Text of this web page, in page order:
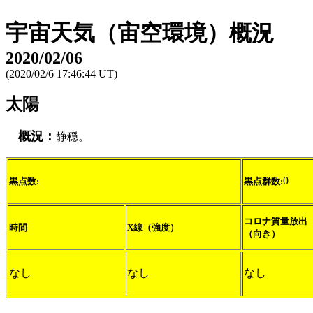
宇宙天気（宙空環境）概況
2020/02/06
(2020/02/6 17:46:44 UT)
太陽
概況： 静穏。
黒点数: 黒点群数:0
時間 X線（強度）
コロナ質量放出
（向き）
なし なし なし